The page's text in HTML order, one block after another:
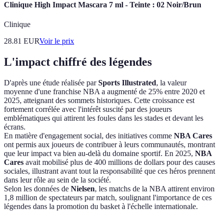
Clinique High Impact Mascara 7 ml - Teinte : 02 Noir/Brun
Clinique
28.81 EURVoir le prix
L'impact chiffré des légendes
D'après une étude réalisée parSports Illustrated, la valeur
moyenne d'une franchise NBA a augmenté de 25% entre 2020 et
2025, atteignant des sommets historiques. Cette croissance est
fortement corrélée avec l'intérêt suscité par des joueurs
emblématiques qui attirent les foules dans les stades et devant les
écrans.
En matière d'engagement social, des initiatives comme NBA Cares
ont permis aux joueurs de contribuer à leurs communautés, montrant
que leur impact va bien au-delà du domaine sportif. En 2025, NBA
Cares avait mobilisé plus de 400 millions de dollars pour des causes
sociales, illustrant avant tout la responsabilité que ces héros prennent
dans leur rôle au sein de la société.
Selon les données de Nielsen, les matchs de la NBA attirent environ
1,8 million de spectateurs par match, soulignant l'importance de ces
légendes dans la promotion du basket à l'échelle internationale.